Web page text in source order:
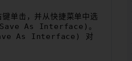
单击，并从快捷菜单中选
As Interface)。
As Interface) 对